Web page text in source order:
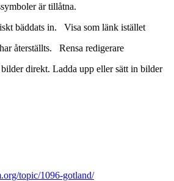
är tillåtna.
bäddats in. Visa som länk istället
återställts. Rensa redigerare
direkt. Ladda upp eller sätt in bilder
topic/1096-gotland/